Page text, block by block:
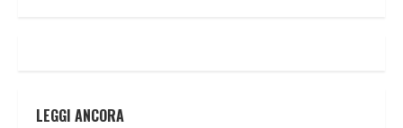
LEGGI ANCORA